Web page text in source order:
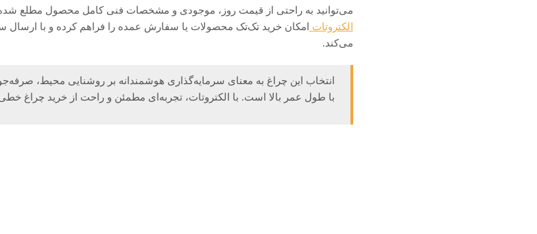
می‌توانید به راحتی از قیمت روز، موجودی و مشخصات فنی کامل محصول مطلع
الکتروتات امکان خرید تک‌تک محصولات یا سفارش عمده را فراهم کرده و با ارسال
می‌کند.
انتخاب این چراغ به معنای سرمایه‌گذاری هوشمندانه بر روشنایی محیط،
با طول عمر بالا است. با الکتروتات، تجربه‌ای مطمئن و راحت از خرید چراغ